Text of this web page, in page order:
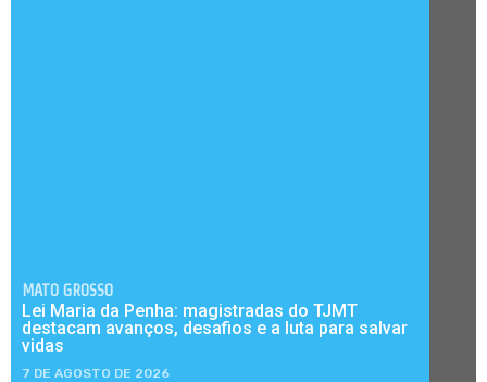
MATO GROSSO
Lei Maria da Penha: magistradas do TJMT
destacam avanços, desafios e a luta para salvar
vidas
7 DE AGOSTO DE 2026